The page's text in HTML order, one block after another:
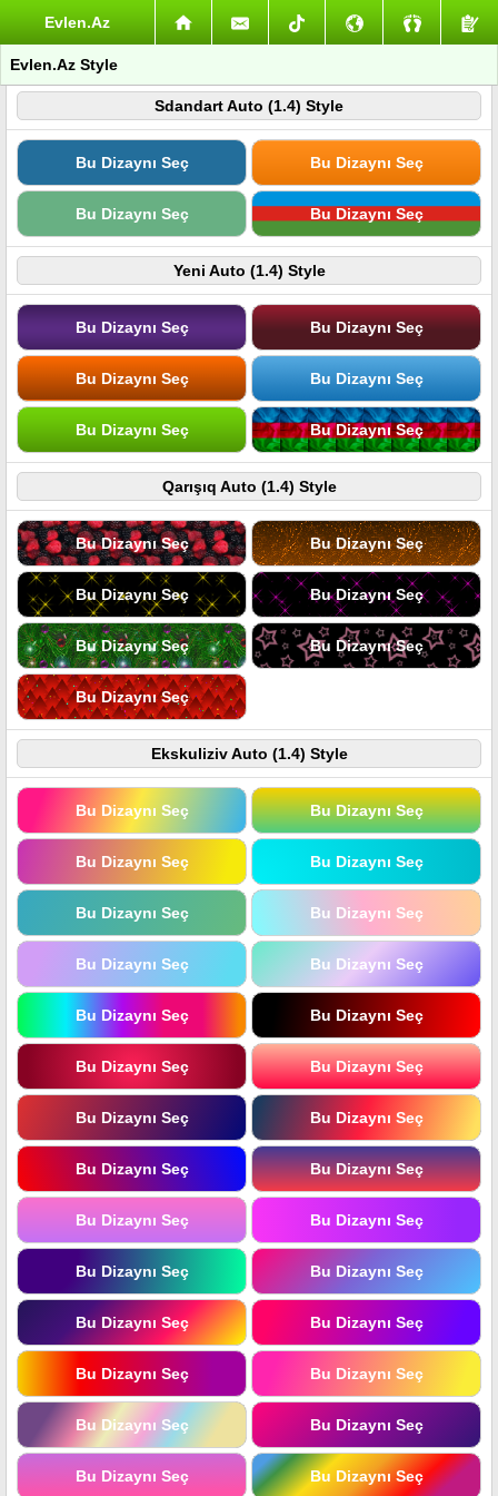
Evlen.Az
Evlen.Az Style
Sdandart Auto (1.4) Style
Bu Dizaynı Seç Bu Dizaynı Seç
Bu Dizaynı Seç Bu Dizaynı Seç
Yeni Auto (1.4) Style
Bu Dizaynı Seç Bu Dizaynı Seç
Bu Dizaynı Seç Bu Dizaynı Seç
Bu Dizaynı Seç Bu Dizaynı Seç
Qarışıq Auto (1.4) Style
Bu Dizaynı Seç Bu Dizaynı Seç
Bu Dizaynı Seç Bu Dizaynı Seç
Bu Dizaynı Seç Bu Dizaynı Seç
Bu Dizaynı Seç
Ekskuliziv Auto (1.4) Style
Bu Dizaynı Seç Bu Dizaynı Seç
Bu Dizaynı Seç Bu Dizaynı Seç
Bu Dizaynı Seç Bu Dizaynı Seç
Bu Dizaynı Seç Bu Dizaynı Seç
Bu Dizaynı Seç Bu Dizaynı Seç
Bu Dizaynı Seç Bu Dizaynı Seç
Bu Dizaynı Seç Bu Dizaynı Seç
Bu Dizaynı Seç Bu Dizaynı Seç
Bu Dizaynı Seç Bu Dizaynı Seç
Bu Dizaynı Seç Bu Dizaynı Seç
Bu Dizaynı Seç Bu Dizaynı Seç
Bu Dizaynı Seç Bu Dizaynı Seç
Bu Dizaynı Seç Bu Dizaynı Seç
Bu Dizaynı Seç Bu Dizaynı Seç